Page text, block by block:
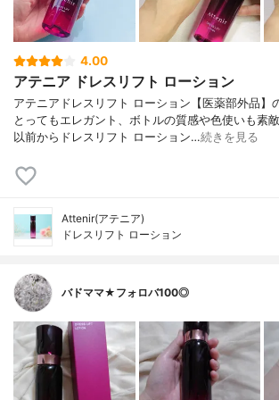
4.00
アテニア ドレスリフト ローション
アテニアドレスリフト ローション【医薬部外品】
とってもエレガント、ボトルの質感や色使いも素
以前からドレスリフト ローション…続きを見る
Attenir(アテニア)
ドレスリフト ローション
バドママ★フォロバ100◎